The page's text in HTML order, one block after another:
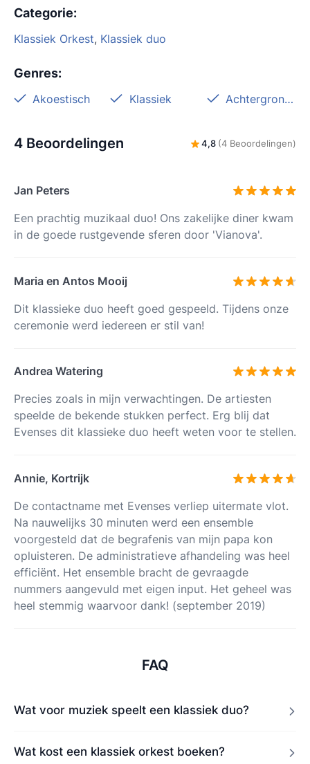
Categorie:
Klassiek Orkest, Klassiek duo
Genres:
Akoestisch Klassiek Achtergrondmuziek
4 Beoordelingen 4,8 (4 Beoordelingen)
Jan Peters
Een prachtig muzikaal duo! Ons zakelijke diner kwam
in de goede rustgevende sferen door 'Vianova'.
Maria en Antos Mooij
Dit klassieke duo heeft goed gespeeld. Tijdens onze
ceremonie werd iedereen er stil van!
Andrea Watering
Precies zoals in mijn verwachtingen. De artiesten
speelde de bekende stukken perfect. Erg blij dat
Evenses dit klassieke duo heeft weten voor te stellen.
Annie, Kortrijk
De contactname met Evenses verliep uitermate vlot.
Na nauwelijks 30 minuten werd een ensemble
voorgesteld dat de begrafenis van mijn papa kon
opluisteren. De administratieve afhandeling was heel
efficiënt. Het ensemble bracht de gevraagde
nummers aangevuld met eigen input. Het geheel was
heel stemmig waarvoor dank! (september 2019)
FAQ
Wat voor muziek speelt een klassiek duo?
Wat kost een klassiek orkest boeken?